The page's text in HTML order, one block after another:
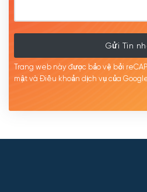
Gửi Tin
Trang web này được bảo vệ bởi
mật và Điều khoản dịch vụ của